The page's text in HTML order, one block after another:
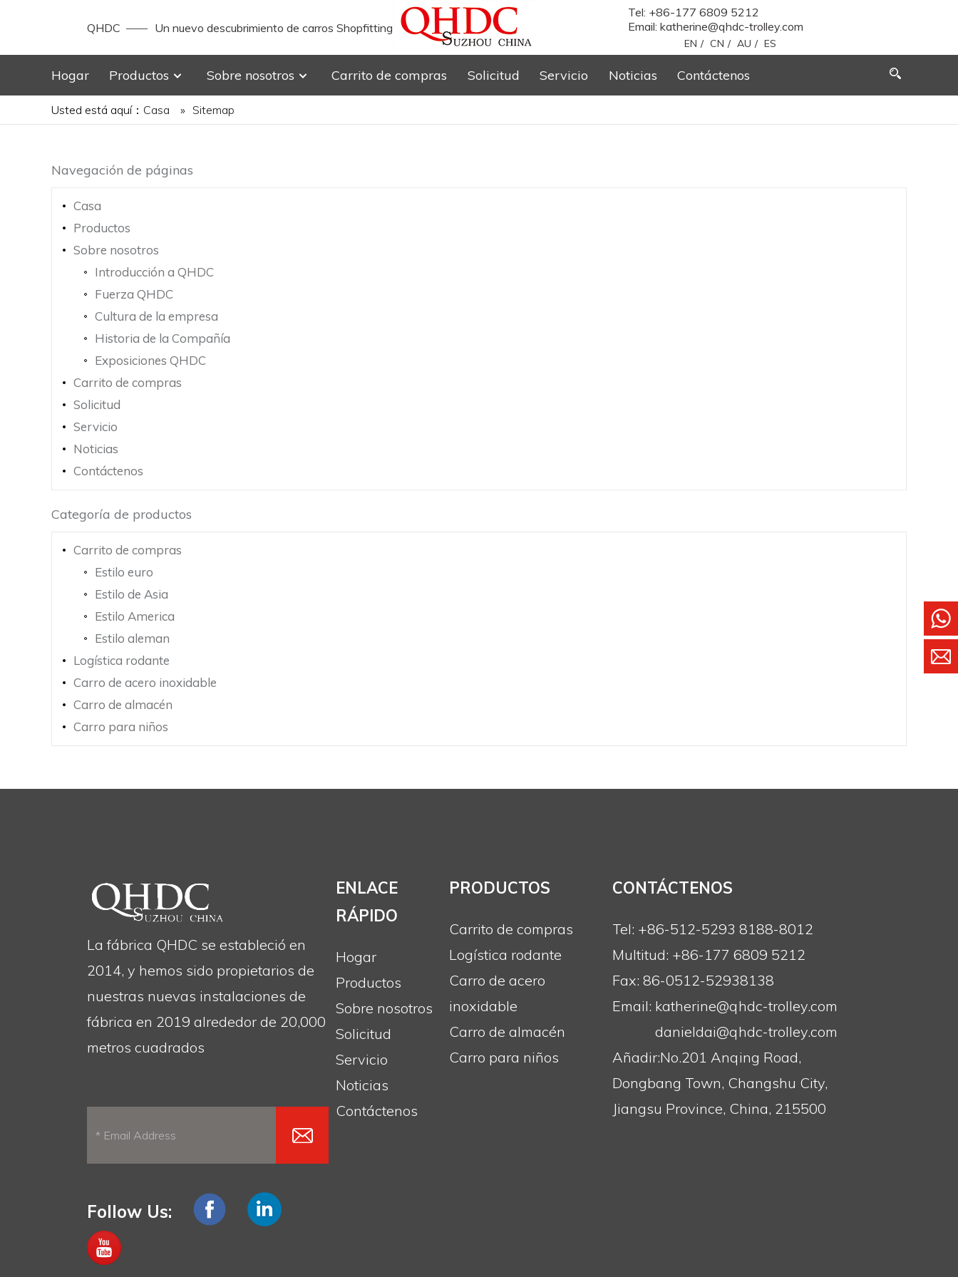
QHDC Un nuevo descubrimiento de carros Shopfitting
Tel: +86-177 6809 5212
Email: katherine@qhdc-trolley.com
EN / CN / AU / ES
Hogar Productos Sobre nosotros Carrito de compras Solicitud Servicio Noticias Contáctenos
Usted está aquí： Casa » Sitemap
Navegación de páginas
Casa
Productos
Sobre nosotros
Introducción a QHDC
Fuerza QHDC
Cultura de la empresa
Historia de la Compañía
Exposiciones QHDC
Carrito de compras
Solicitud
Servicio
Noticias
Contáctenos
Categoría de productos
Carrito de compras
Estilo euro
Estilo de Asia
Estilo America
Estilo aleman
Logística rodante
Carro de acero inoxidable
Carro de almacén
Carro para niños
La fábrica QHDC se estableció en
2014, y hemos sido propietarios de
nuestras nuevas instalaciones de
fábrica en 2019 alrededor de 20,000
metros cuadrados
Follow Us:
ENLACE
RÁPIDO
Hogar
Productos
Sobre nosotros
Solicitud
Servicio
Noticias
Contáctenos
PRODUCTOS
Carrito de compras
Logística rodante
Carro de acero
inoxidable
Carro de almacén
Carro para niños
CONTÁCTENOS
Tel: +86-512-5293 8188-8012
Multitud: +86-177 6809 5212
Fax: 86-0512-52938138
Email: katherine@qhdc-trolley.com
danieldai@qhdc-trolley.com
Añadir:No.201 Anqing Road,
Dongbang Town, Changshu City,
Jiangsu Province, China, 215500